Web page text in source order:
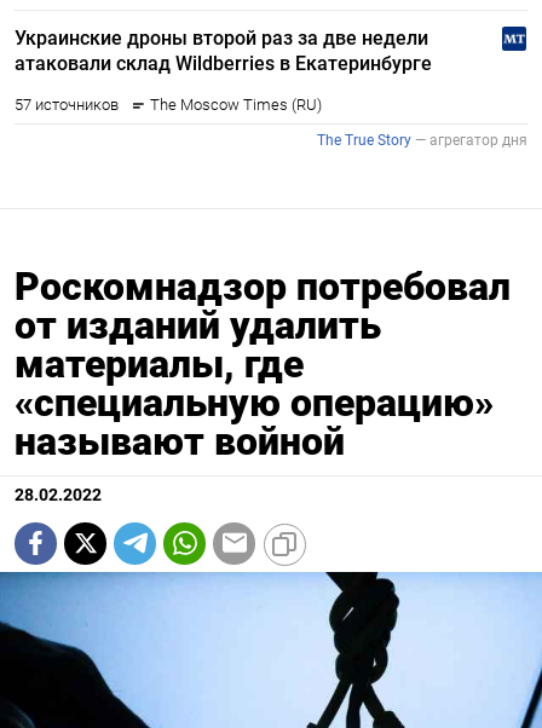
Роскомнадзор потребовал
от изданий удалить
материалы, где
«специальную операцию»
называют войной
28.02.2022